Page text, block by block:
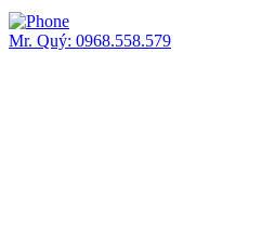
Mr. Quý: 0968.558.579